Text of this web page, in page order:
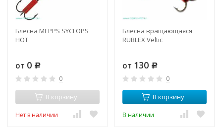
Блесна MEPPS SYCLOPS
HOT
от 0 Р
0
В корзину
Нет в наличии
Блесна вращающаяся
RUBLEX Veltic
от 130 Р
0
В корзину
В наличии